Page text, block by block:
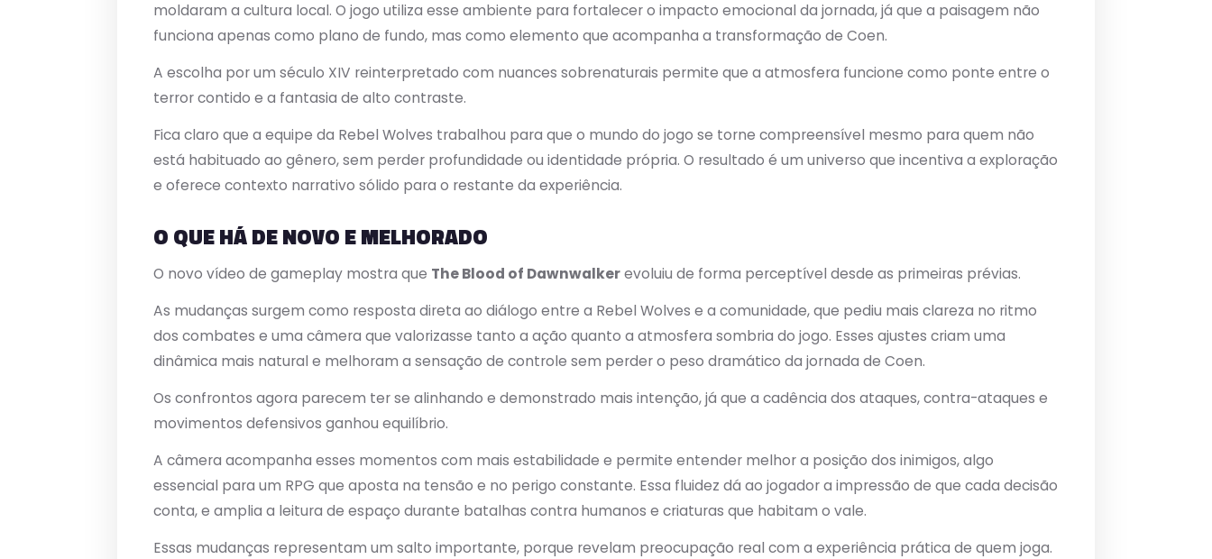
moldaram a cultura local. O jogo utiliza esse ambiente para fortalecer o impacto emocional da jornada, já que a paisagem não
funciona apenas como plano de fundo, mas como elemento que acompanha a transformação de Coen.
A escolha por um século XIV reinterpretado com nuances sobrenaturais permite que a atmosfera funcione como ponte entre o
terror contido e a fantasia de alto contraste.
Fica claro que a equipe da Rebel Wolves trabalhou para que o mundo do jogo se torne compreensível mesmo para quem não
está habituado ao gênero, sem perder profundidade ou identidade própria. O resultado é um universo que incentiva a exploração
e oferece contexto narrativo sólido para o restante da experiência.
O QUE HÁ DE NOVO E MELHORADO
O novo vídeo de gameplay mostra que The Blood of Dawnwalkerevoluiu de forma perceptível desde as primeiras prévias.
As mudanças surgem como resposta direta ao diálogo entre a Rebel Wolves e a comunidade, que pediu mais clareza no ritmo
dos combates e uma câmera que valorizasse tanto a ação quanto a atmosfera sombria do jogo. Esses ajustes criam uma
dinâmica mais natural e melhoram a sensação de controle sem perder o peso dramático da jornada de Coen.
Os confrontos agora parecem ter se alinhando e demonstrado mais intenção, já que a cadência dos ataques, contra-ataques e
movimentos defensivos ganhou equilíbrio.
A câmera acompanha esses momentos com mais estabilidade e permite entender melhor a posição dos inimigos, algo
essencial para um RPG que aposta na tensão e no perigo constante. Essa fluidez dá ao jogador a impressão de que cada decisão
conta, e amplia a leitura de espaço durante batalhas contra humanos e criaturas que habitam o vale.
Essas mudanças representam um salto importante, porque revelam preocupação real com a experiência prática de quem joga.